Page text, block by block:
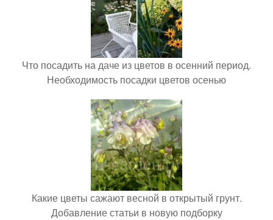
Что посадить на даче из цветов в осенний период.
Необходимость посадки цветов осенью
Какие цветы сажают весной в открытый грунт.
Добавление статьи в новую подборку